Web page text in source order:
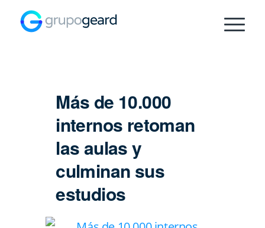
Más de 10.000
internos retoman
las aulas y
culminan sus
estudios